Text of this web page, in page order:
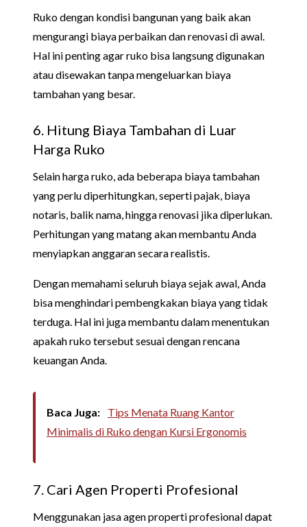
Ruko dengan kondisi bangunan yang baik akan
mengurangi biaya perbaikan dan renovasi di awal.
Hal ini penting agar ruko bisa langsung digunakan
atau disewakan tanpa mengeluarkan biaya
tambahan yang besar.
6. Hitung Biaya Tambahan di Luar
Harga Ruko
Selain harga ruko, ada beberapa biaya tambahan
yang perlu diperhitungkan, seperti pajak, biaya
notaris, balik nama, hingga renovasi jika diperlukan.
Perhitungan yang matang akan membantu Anda
menyiapkan anggaran secara realistis.
Dengan memahami seluruh biaya sejak awal, Anda
bisa menghindari pembengkakan biaya yang tidak
terduga. Hal ini juga membantu dalam menentukan
apakah ruko tersebut sesuai dengan rencana
keuangan Anda.
Baca Juga:
Tips Menata Ruang Kantor
Minimalis di Ruko dengan Kursi Ergonomis
7. Cari Agen Properti Profesional
Menggunakan jasa agen properti profesional dapat